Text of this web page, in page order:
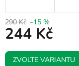
290 Kč –15 %
244 Kč
Měrná
cena:
ZVOLTE VARIANTU